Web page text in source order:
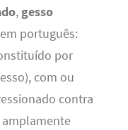
, gesso
português:
por
com ou
contra
amplamente